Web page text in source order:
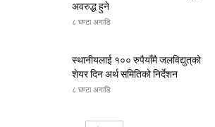
अवरुद्ध हुने
८ घण्टा अगाडि
स्थानीयलाई १०० रुपैयाँमै जलविद्युत्‌को
शेयर दिन अर्थ समितिको निर्देशन
८ घण्टा अगाडि